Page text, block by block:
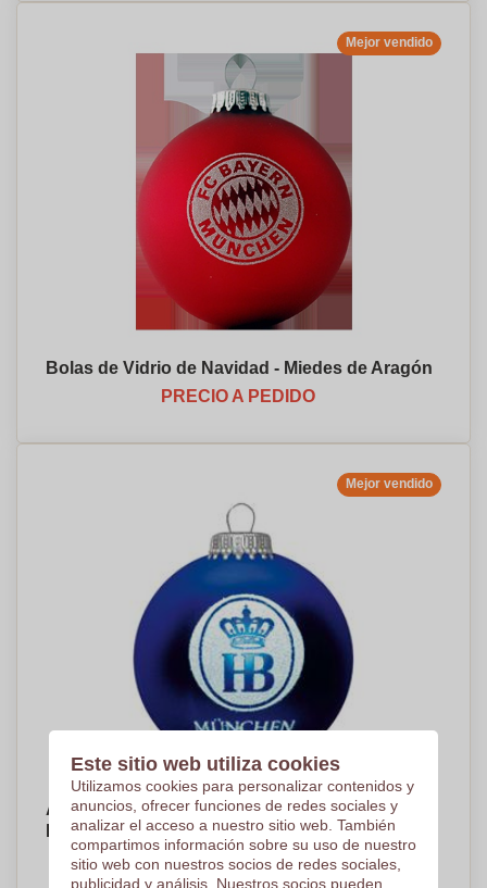
Mejor vendido
Bolas de Vidrio de Navidad - Miedes de Aragón
PRECIO A PEDIDO
Mejor vendido
Adornos de Navidad de Cristal - Puebla del
Príncipe
PRECIO A PEDIDO
Este sitio web utiliza cookies
Utilizamos cookies para personalizar contenidos y
anuncios, ofrecer funciones de redes sociales y
analizar el acceso a nuestro sitio web. También
compartimos información sobre su uso de nuestro
sitio web con nuestros socios de redes sociales,
publicidad y análisis. Nuestros socios pueden